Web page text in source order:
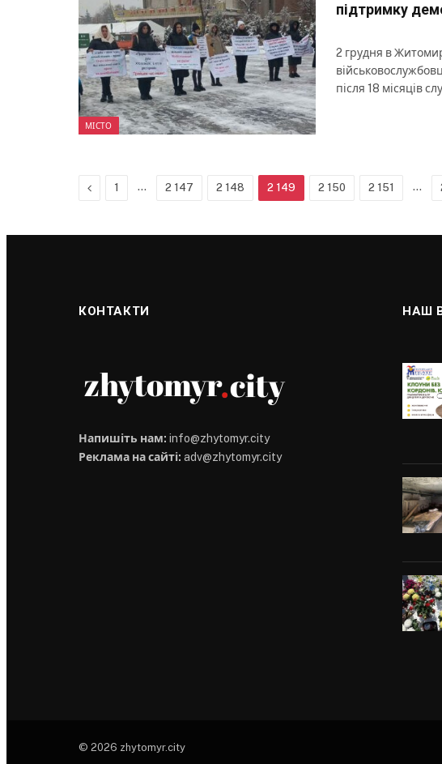
МІСТО
підтримку
2 грудня в
після 18 місяців
Previous
1 … 2 147 2 148 2 149 2 150 2 151 …
КОНТАКТИ
Напишіть нам: info@zhytomyr.city
Реклама на сайті: adv@zhytomyr.city
НАШ
© 2026 zhytomyr.city